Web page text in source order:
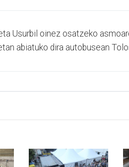
Usurbil oinez osatzeko
abiatuko dira autobusean